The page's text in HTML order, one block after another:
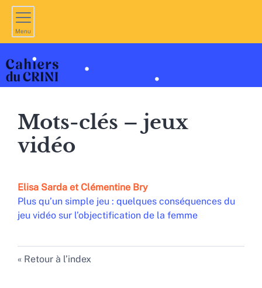
Menu
Mots-clés – jeux
vidéo
Elisa Sarda et Clémentine Bry
Plus qu’un simple jeu : quelques conséquences du
jeu vidéo sur l’objectification de la femme
Retour à l’index